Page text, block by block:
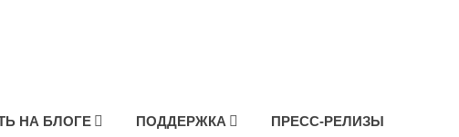
НА БЛОГЕ ПОДДЕРЖКА ПРЕСС-РЕЛИЗЫ